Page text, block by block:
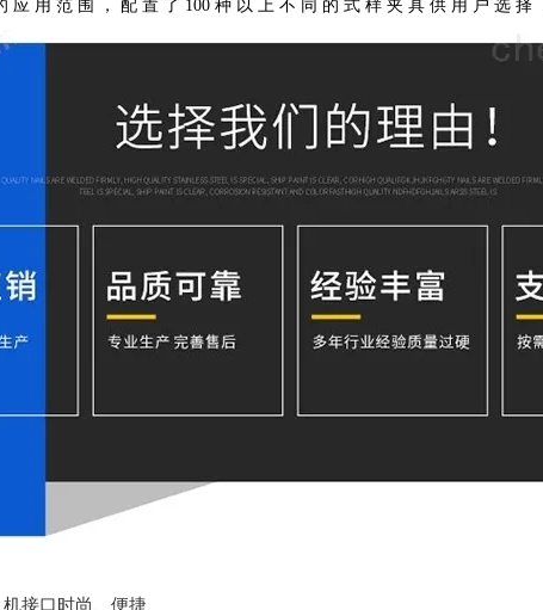
应用范围，配置了100种以上不同的式样夹具供用户选
接口时尚、便捷